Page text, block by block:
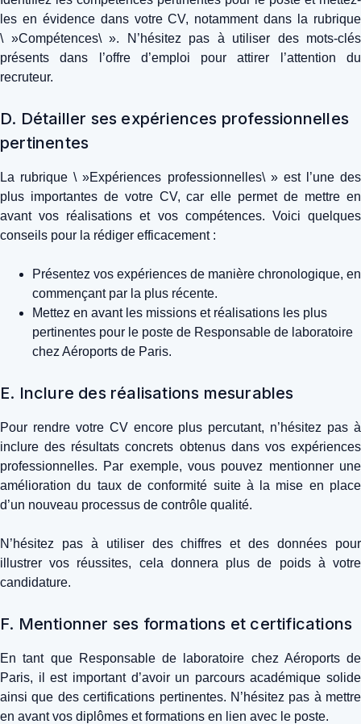
les en évidence dans votre CV, notamment dans la rubrique
\ »Compétences\ ». N’hésitez pas à utiliser des mots-clés
présents dans l’offre d’emploi pour attirer l’attention du
recruteur.
D. Détailler ses expériences professionnelles
pertinentes
La rubrique \ »Expériences professionnelles\ » est l’une des
plus importantes de votre CV, car elle permet de mettre en
avant vos réalisations et vos compétences. Voici quelques
conseils pour la rédiger efficacement :
Présentez vos expériences de manière chronologique, en
commençant par la plus récente.
Mettez en avant les missions et réalisations les plus
pertinentes pour le poste de Responsable de laboratoire
chez Aéroports de Paris.
E. Inclure des réalisations mesurables
Pour rendre votre CV encore plus percutant, n’hésitez pas à
inclure des résultats concrets obtenus dans vos expériences
professionnelles. Par exemple, vous pouvez mentionner une
amélioration du taux de conformité suite à la mise en place
d’un nouveau processus de contrôle qualité.
N’hésitez pas à utiliser des chiffres et des données pour
illustrer vos réussites, cela donnera plus de poids à votre
candidature.
F. Mentionner ses formations et certifications
En tant que Responsable de laboratoire chez Aéroports de
Paris, il est important d’avoir un parcours académique solide
ainsi que des certifications pertinentes. N’hésitez pas à mettre
en avant vos diplômes et formations en lien avec le poste.